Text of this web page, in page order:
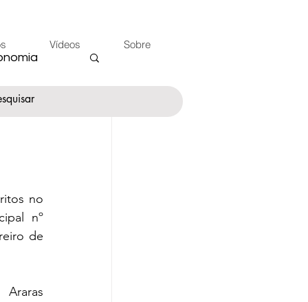
Vídeos Sobre
Peão
no
nº
de